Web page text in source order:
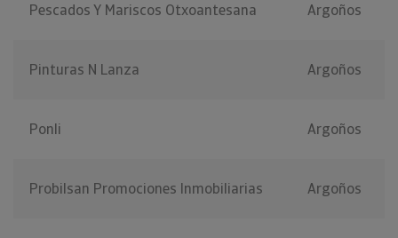
Pescados Y Mariscos Otxoantesana Argoños
Pinturas N Lanza Argoños
Ponli Argoños
Probilsan Promociones Inmobiliarias Argoños